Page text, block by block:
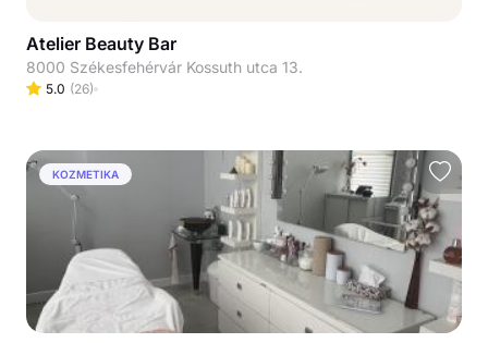
Atelier Beauty Bar
8000 Székesfehérvár Kossuth utca 13.
5.0 (26)
KOZMETIKA